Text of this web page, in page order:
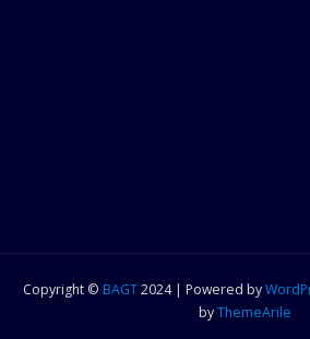
Copyright © BAGT2024 | Powered by
byThemeArile